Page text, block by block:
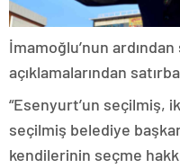
İmamoğlu’nun
açıklamalarından
“Esenyurt’un seçilmiş,
seçilmiş belediye
kendilerinin seçme